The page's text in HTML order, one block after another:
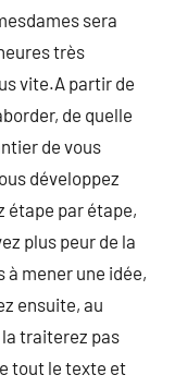
sera
très
vite.A partir de
de quelle
de vous
développez
étape par étape,
plus peur de la
à mener une idée,
ensuite, au
la traiterez pas
tout le texte et